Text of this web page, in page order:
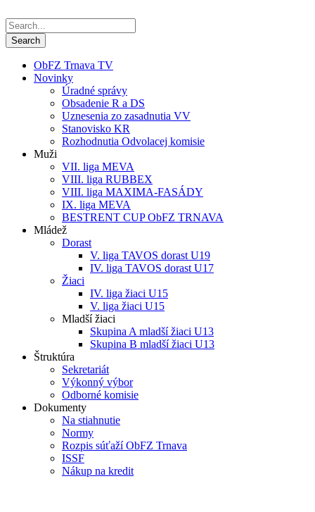
ObFZ Trnava TV
Novinky
Úradné správy
Obsadenie R a DS
Uznesenia zo zasadnutia VV
Stanovisko KR
Rozhodnutia Odvolacej komisie
Muži
VII. liga MEVA
VIII. liga RUBBEX
VIII. liga MAXIMA-FASÁDY
IX. liga MEVA
BESTRENT CUP ObFZ TRNAVA
Mládež
Dorast
V. liga TAVOS dorast U19
IV. liga TAVOS dorast U17
Žiaci
IV. liga žiaci U15
V. liga žiaci U15
Mladší žiaci
Skupina A mladší žiaci U13
Skupina B mladší žiaci U13
Štruktúra
Sekretariát
Výkonný výbor
Odborné komisie
Dokumenty
Na stiahnutie
Normy
Rozpis súťaží ObFZ Trnava
ISSF
Nákup na kredit